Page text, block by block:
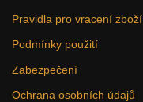
Pravidla pro vracení zboží
Podmínky použití
Zabezpečení
Ochrana osobních údajů